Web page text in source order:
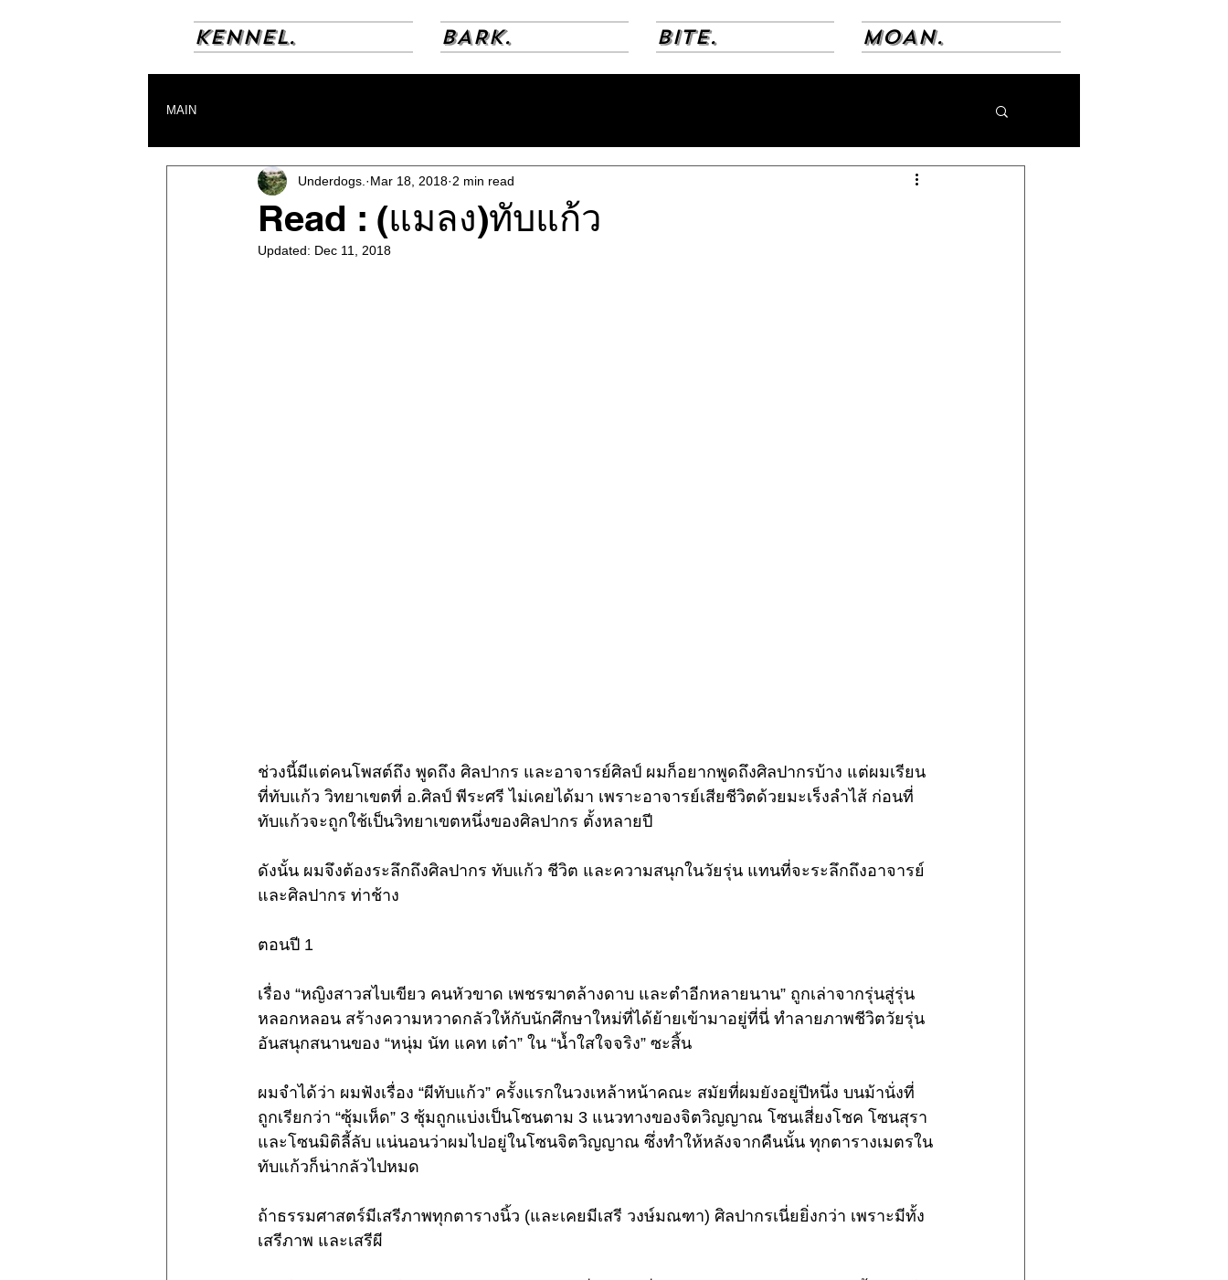
KENNEL. BARK. BITE. MOAN.
MAIN
Read : (แมลง)ทับแก้ว
Underdogs. Mar 18, 2018 2 min read
Updated: Dec 11, 2018
ช่วงนี้มีแต่คนโพสต์ถึง พูดถึง ศิลปากร และอาจารย์ศิลป์ ผมก็อยากพูดถึงศิลปากรบ้าง แต่ผมเรียน
ที่ทับแก้ว วิทยาเขตที่ อ.ศิลป์ พีระศรี ไม่เคยได้มา เพราะอาจารย์เสียชีวิตด้วยมะเร็งลำไส้ ก่อนที่
ทับแก้วจะถูกใช้เป็นวิทยาเขตหนึ่งของศิลปากร ตั้งหลายปี
ดังนั้น ผมจึงต้องระลึกถึงศิลปากร ทับแก้ว ชีวิต และความสนุกในวัยรุ่น แทนที่จะระลึกถึงอาจารย์
และศิลปากร ท่าช้าง
ตอนปี 1
เรื่อง “หญิงสาวสไบเขียว คนหัวขาด เพชรฆาตล้างดาบ และตำอีกหลายนาน” ถูกเล่าจากรุ่นสู่รุ่น
หลอกหลอน สร้างความหวาดกลัวให้กับนักศึกษาใหม่ที่ได้ย้ายเข้ามาอยู่ที่นี่ ทำลายภาพชีวิตวัยรุ่น
อันสนุกสนานของ “หนุ่ม นัท แคท เต๋า” ใน “น้ำใสใจจริง” ซะสิ้น
ผมจำได้ว่า ผมฟังเรื่อง “ผีทับแก้ว” ครั้งแรกในวงเหล้าหน้าคณะ สมัยที่ผมยังอยู่ปีหนึ่ง บนม้านั่งที่
ถูกเรียกว่า “ซุ้มเห็ด” 3 ซุ้มถูกแบ่งเป็นโซนตาม 3 แนวทางของจิตวิญญาณ โซนเสี่ยงโชค โซนสุรา
และโซนมิติลี้ลับ แน่นอนว่าผมไปอยู่ในโซนจิตวิญญาณ ซึ่งทำให้หลังจากคืนนั้น ทุกตารางเมตรใน
ทับแก้วก็น่ากลัวไปหมด
ถ้าธรรมศาสตร์มีเสรีภาพทุกตารางนิ้ว (และเคยมีเสรี วงษ์มณฑา) ศิลปากรเนี่ยยิ่งกว่า เพราะมีทั้ง
เสรีภาพ และเสรีผี